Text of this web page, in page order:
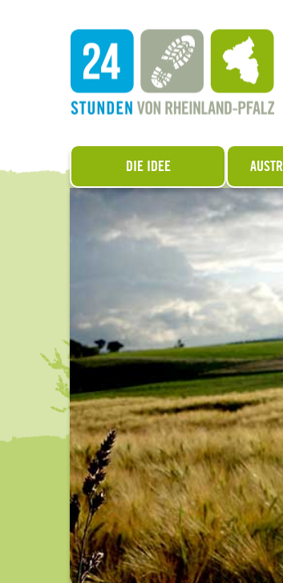
DIE IDEE